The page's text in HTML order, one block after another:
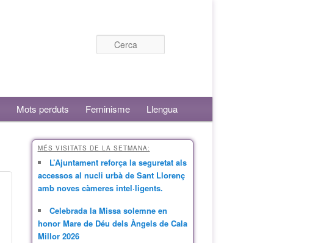
Mots perduts Feminisme Llengua
MÉS VISITATS DE LA SETMANA:
L’Ajuntament reforça la seguretat als
accessos al nucli urbà de Sant Llorenç
amb noves càmeres intel·ligents.
Celebrada la Missa solemne en
honor Mare de Déu dels Àngels de Cala
Millor 2026